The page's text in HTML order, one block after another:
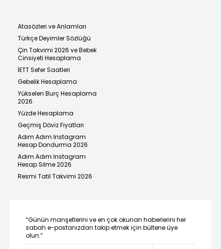
Atasözleri ve Anlamları
Türkçe Deyimler Sözlüğü
Çin Takvimi 2026 ve Bebek
Cinsiyeti Hesaplama
İETT Sefer Saatleri
Gebelik Hesaplama
Yükselen Burç Hesaplama
2026
Yüzde Hesaplama
Geçmiş Döviz Fiyatları
Adım Adım Instagram
Hesap Dondurma 2026
Adım Adım Instagram
Hesap Silme 2026
Resmi Tatil Takvimi 2026
“Günün manşetlerini ve en çok okunan haberlerini her
sabah e-postanızdan takip etmek için bültene üye
olun.”